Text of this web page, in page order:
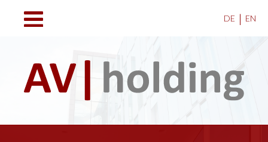
DE | EN